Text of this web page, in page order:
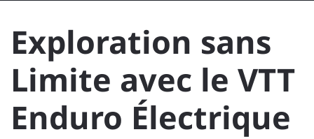
Exploration sans
Limite avec le VTT
Enduro Électrique